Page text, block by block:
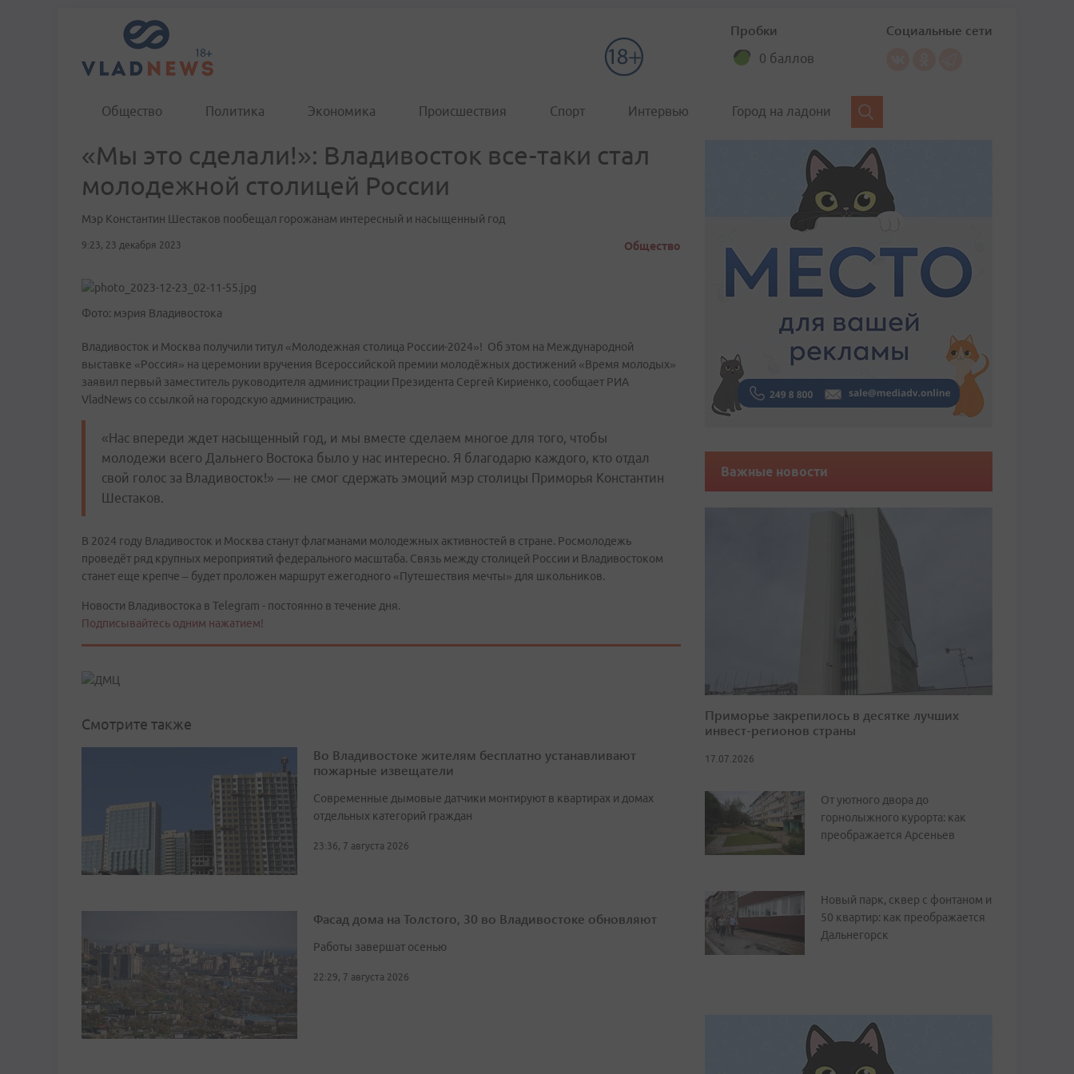
Пробки
0 баллов
Социальные сети
Общество Политика Экономика Происшествия Спорт Интервью Город на ладони
«Мы это сделали!»: Владивосток все-таки стал
молодежной столицей России
Мэр Константин Шестаков пообещал горожанам интересный и насыщенный год
9:23, 23 декабря 2023 Общество
Фото: мэрия Владивостока
Владивосток и Москва получили титул «Молодежная столица России-2024»! Об этом на Международной
выставке «Россия» на церемонии вручения Всероссийской премии молодёжных достижений «Время молодых»
заявил первый заместитель руководителя администрации Президента Сергей Кириенко, сообщает РИА
VladNews со ссылкой на городскую администрацию.
«Нас впереди ждет насыщенный год, и мы вместе сделаем многое для того, чтобы
молодежи всего Дальнего Востока было у нас интересно. Я благодарю каждого, кто отдал
свой голос за Владивосток!» — не смог сдержать эмоций мэр столицы Приморья Константин
Шестаков.
В 2024 году Владивосток и Москва станут флагманами молодежных активностей в стране. Росмолодежь
проведёт ряд крупных мероприятий федерального масштаба. Связь между столицей России и Владивостоком
станет еще крепче – будет проложен маршрут ежегодного «Путешествия мечты» для школьников.
Новости Владивостока в Telegram - постоянно в течение дня.
Подписывайтесь одним нажатием!
Смотрите также
Во Владивостоке жителям бесплатно устанавливают
пожарные извещатели
Современные дымовые датчики монтируют в квартирах и домах
отдельных категорий граждан
23:36, 7 августа 2026
Фасад дома на Толстого, 30 во Владивостоке обновляют
Работы завершат осенью
22:29, 7 августа 2026
Важные новости
Приморье закрепилось в десятке лучших
инвест-регионов страны
17.07.2026
От уютного двора до
горнолыжного курорта: как
преображается Арсеньев
Новый парк, сквер с фонтаном и
50 квартир: как преображается
Дальнегорск